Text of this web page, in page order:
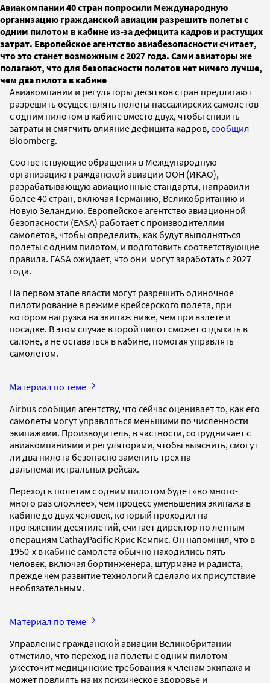
Авиакомпании 40 стран попросили Международную
организацию гражданской авиации разрешить полеты с
одним пилотом в кабине из-за дефицита кадров и растущих
затрат. Европейское агентство авиабезопасности считает,
что это станет возможным с 2027 года. Сами авиаторы же
полагают, что для безопасности полетов нет ничего лучше,
чем два пилота в кабине
Авиакомпании и регуляторы десятков стран предлагают
разрешить осуществлять полеты пассажирских самолетов
с одним пилотом в кабине вместо двух, чтобы снизить
затраты и смягчить влияние дефицита кадров, сообщил
Bloomberg.
Соответствующие обращения в Международную
организацию гражданской авиации ООН (ИКАО),
разрабатывающую авиационные стандарты, направили
более 40 стран, включая Германию, Великобританию и
Новую Зеландию. Европейское агентство авиационной
безопасности (EASA) работает с производителями
самолетов, чтобы определить, как будут выполняться
полеты с одним пилотом, и подготовить соответствующие
правила. EASA ожидает, что они могут заработать с 2027
года.
На первом этапе власти могут разрешить одиночное
пилотирование в режиме крейсерского полета, при
котором нагрузка на экипаж ниже, чем при взлете и
посадке. В этом случае второй пилот сможет отдыхать в
салоне, а не оставаться в кабине, помогая управлять
самолетом.
Материал по теме
Airbus сообщил агентству, что сейчас оценивает то, как его
самолеты могут управляться меньшими по численности
экипажами. Производитель, в частности, сотрудничает с
авиакомпаниями и регуляторами, чтобы выяснить, смогут
ли два пилота безопасно заменить трех на
дальнемагистральных рейсах.
Переход к полетам с одним пилотом будет «во много-
много раз сложнее», чем процесс уменьшения экипажа в
кабине до двух человек, который проходил на
протяжении десятилетий, считает директор по летным
операциям CathayPacific Крис Кемпис. Он напомнил, что в
1950-х в кабине самолета обычно находились пять
человек, включая бортинженера, штурмана и радиста,
прежде чем развитие технологий сделало их присутствие
необязательным.
Материал по теме
Управление гражданской авиации Великобритании
отметило, что переход на полеты с одним пилотом
ужесточит медицинские требования к членам экипажа и
может повлиять на их психическое здоровье и